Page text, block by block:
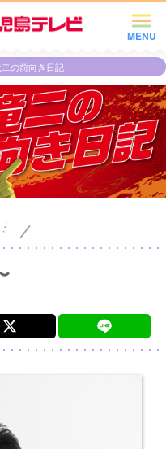
MENU
の前向き日記